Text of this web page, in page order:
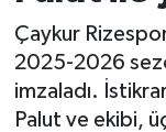
Çaykur
2025-2026
imzaladı.
Palut ve ekibi,
Dünya
Eğitim
Tüm
Son Dakika